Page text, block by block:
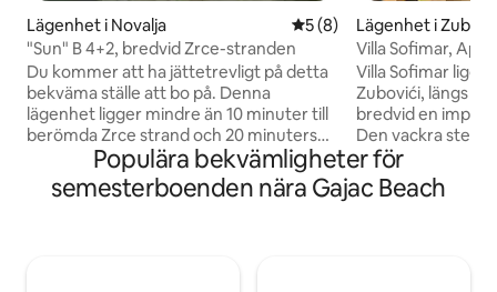
Lägenhet i Novalja 5 av 5 i genomsnittligt
5 (8)
"Sun" B 4+2, bredvid Zrce-stranden
Du kommer att ha jättetrevligt på detta
bekväma ställe att bo på. Denna
lägenhet ligger mindre än 10 minuter till
berömda Zrce strand och 20 minuters
promenad till centar av Novalja. Inom
kort gångavstånd finns vackra stränder,
restauranger och nattklubbar.
Lägenhet i
Villa Sofimar,
Villa Sofimar
Zubovići, längs
bredvid en
Den vackra
rymlig trädgård i
dekorerad med
Lägenhet I
Populära bekvämligheter för
semesterboenden nära Gajac Beach